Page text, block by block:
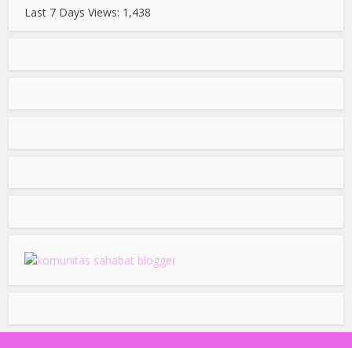
Last 7 Days Views: 1,438